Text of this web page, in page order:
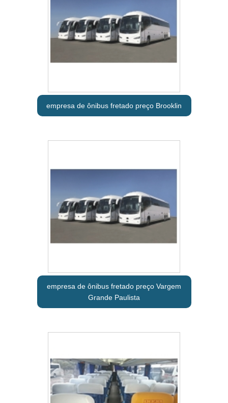
empresa de ônibus fretado preço Brooklin
empresa de ônibus fretado preço Vargem
Grande Paulista